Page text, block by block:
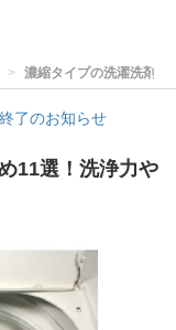
濃縮タイプの洗濯洗剤人
了のお知らせ
11選！洗浄力や